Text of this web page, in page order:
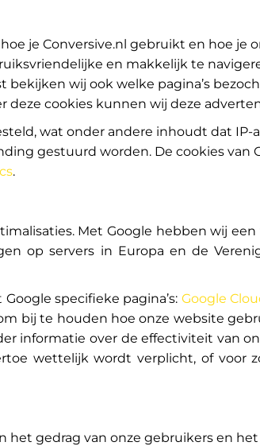
je Conversive.nl gebruikt en hoe je
en makkelijk te
wij ook welke pagina’s
cookies kunnen wij deze
wat onder andere inhoudt dat IP-
gestuurd worden. De cookies van
.
Met Google hebben wij
op servers in Europa en de
specifieke pagina’s: Google
bij te houden hoe onze website
informatie over de effectiviteit van
wettelijk wordt verplicht, of voor
gedrag van onze gebruikers en